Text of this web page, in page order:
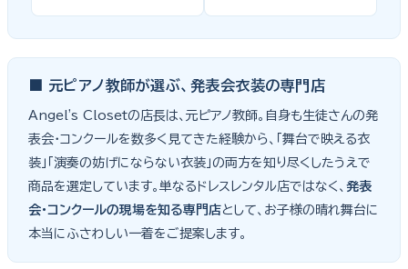
■ 元ピアノ教師が選ぶ、発表会衣装の専門店
Angel's Closetの店長は、元ピアノ教師。自身も生徒さんの発
表会・コンクールを数多く見てきた経験から、「舞台で映える衣
装」「演奏の妨げにならない衣装」の両方を知り尽くしたうえで
商品を選定しています。単なるドレスレンタル店ではなく、 発表
会・コンクールの現場を知る専門店として、お子様の晴れ舞台に
本当にふさわしい一着をご提案します。